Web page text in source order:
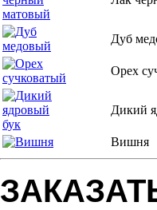
Дуб
Орех
Дикий
Вишня